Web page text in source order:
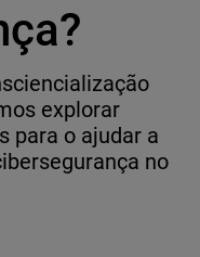
explorar
para o ajudar a
no